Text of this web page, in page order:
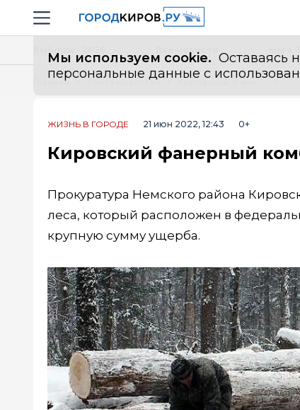
Навигация сайта
Мы используем cookie. Оставаясь
персональные данные с
Все новости
Главная Лента новостей
ЖИЗНЬ В ГОРОДЕ 21 июн 2022, 12:43 0+
Кировский фанерный
Прокуратура Немского района
леса, который расположен в
крупную сумму ущерба.